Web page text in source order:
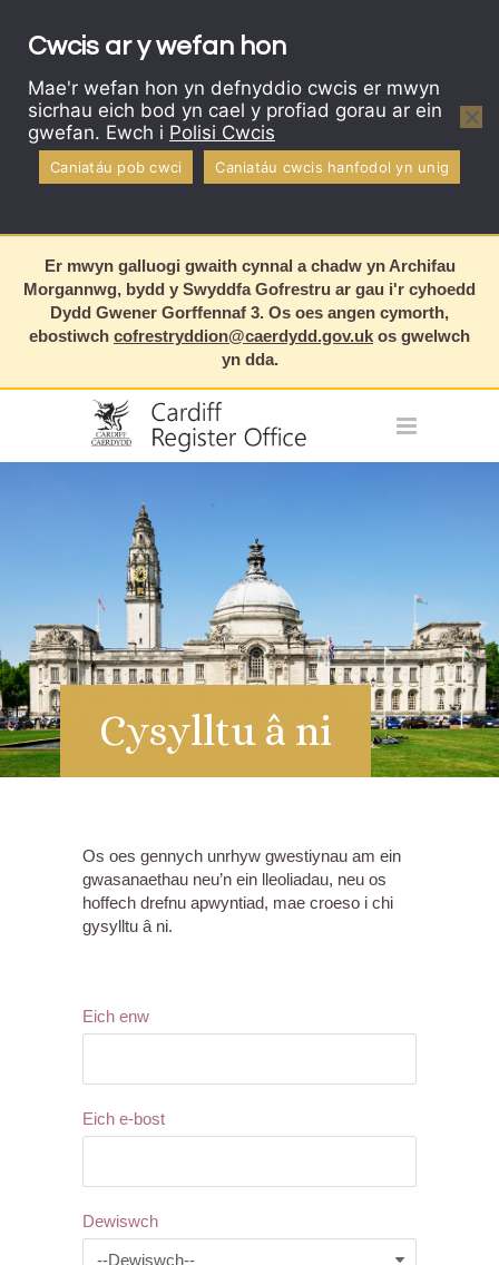
Cwcis ar y wefan hon
Mae'r wefan hon yn defnyddio cwcis er mwyn
sicrhau eich bod yn cael y profiad gorau ar ein
gwefan. Ewch i Polisi Cwcis
Caniatáu pob cwci Caniatáu cwcis hanfodol yn unig
Er mwyn galluogi gwaith cynnal a chadw yn Archifau
Morgannwg, bydd y Swyddfa Gofrestru ar gau i'r cyhoedd
Dydd Gwener Gorffennaf 3. Os oes angen cymorth,
ebostiwch cofrestryddion@caerdydd.gov.uk os gwelwch
yn dda.
Cysylltu â ni
Os oes gennych unrhyw gwestiynau am ein
gwasanaethau neu’n ein lleoliadau, neu os
hoffech drefnu apwyntiad, mae croeso i chi
gysylltu â ni.
Eich enw
Eich e-bost
Dewiswch